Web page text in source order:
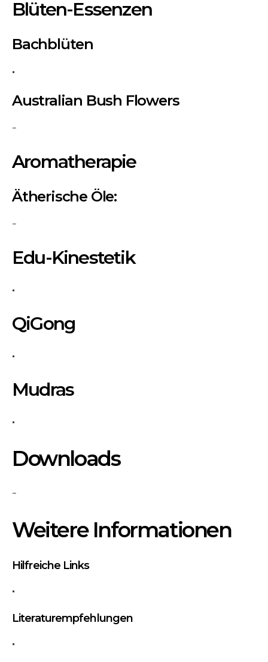
Blüten-Essenzen
Bachblüten
Australian Bush Flowers
–
Aromatherapie
Ätherische Öle:
–
Edu-Kinestetik
QiGong
Mudras
Downloads
–
Weitere Informationen
Hilfreiche Links
Literaturempfehlungen